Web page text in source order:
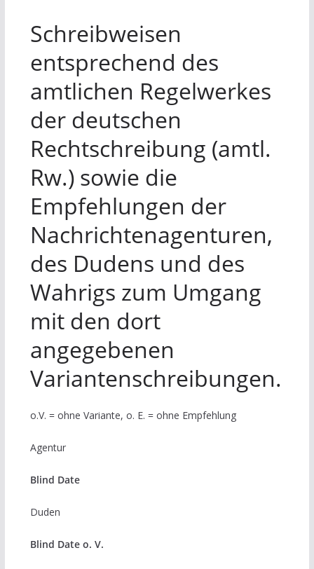
Schreibweisen
entsprechend des
amtlichen Regelwerkes
der deutschen
Rechtschreibung (amtl.
Rw.) sowie die
Empfehlungen der
Nachrichtenagenturen,
des Dudens und des
Wahrigs zum Umgang
mit den dort
angegebenen
Variantenschreibungen.
o.V. = ohne Variante, o. E. = ohne Empfehlung
Agentur
Blind Date
Duden
Blind Date o. V.